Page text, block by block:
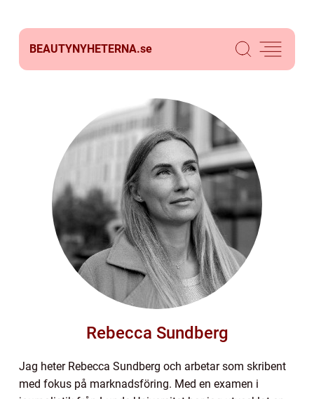
BEAUTYNYHETERNA.se
Rebecca Sundberg
Jag heter Rebecca Sundberg och arbetar som skribent
med fokus på marknadsföring. Med en examen i